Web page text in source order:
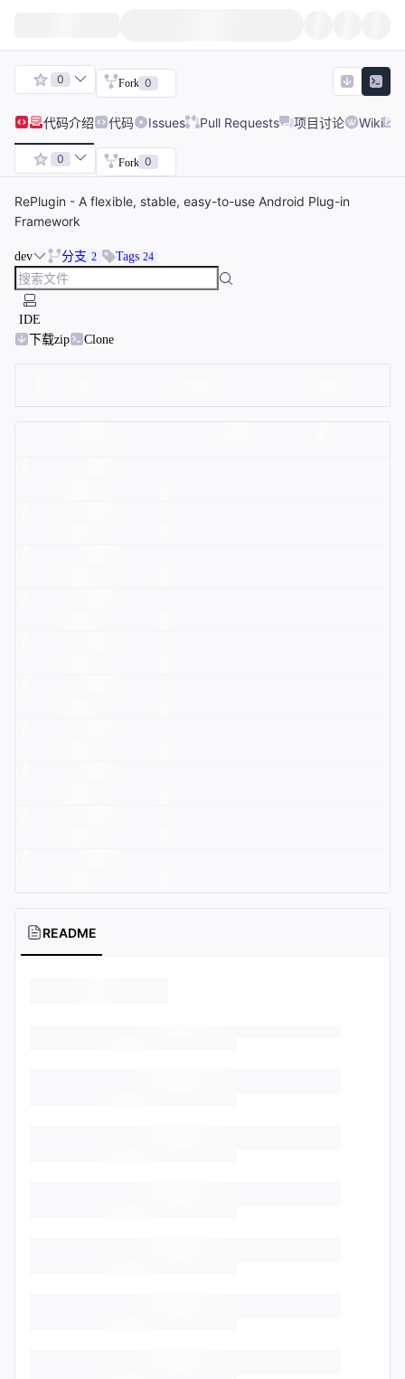
0 Fork 0
代码介绍 代码 Issues Pull Requests 项目讨论 Wiki
0 Fork 0
RePlugin - A flexible, stable, easy-to-use Android Plug-in
Framework
dev 分支 2 Tags 24
IDE
下载zip
Clone
README